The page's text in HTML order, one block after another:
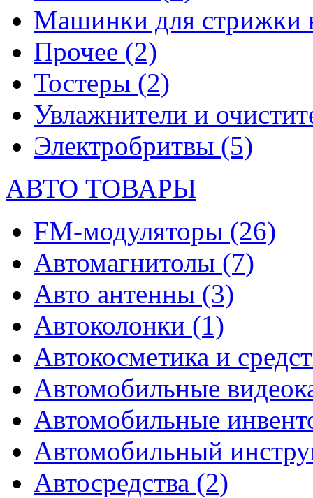
Машинки для стрижки
Прочее (2)
Тостеры (2)
Увлажнители и
Электробритвы (5)
АВТО ТОВАРЫ
FM-модуляторы (26)
Автомагнитолы (7)
Авто антенны (3)
Автоколонки (1)
Автокосметика и
Автомобильные
Автомобильные
Автомобильный
Автосредства (2)